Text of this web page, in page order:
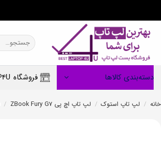
content
جستجو
برای:
دسته‌بندی کالاها فروشگاه BESTLAPTOP4U
خانه / لپ تاپ استوک / لپ تاپ اچ پی HP / ZBook Fury G7